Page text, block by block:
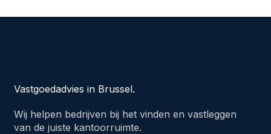
Vastgoedadvies in Brussel.
Wij helpen bedrijven bij het vinden en vastleggen
van de juiste kantoorruimte.